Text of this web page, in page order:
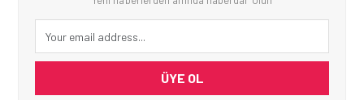
ÜYE OL